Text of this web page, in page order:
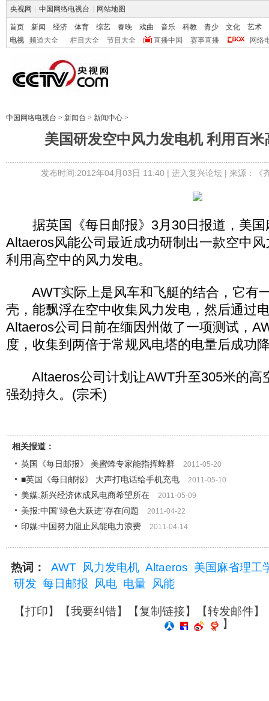
央视网 中国网络电视台 网站地图
首页 新闻 经济 体育 综艺 春晚 戏曲 音乐 科教 青少 文化
艺术
电视
频道大全 栏目大全 节目大全 直播中国 赛事直播 网络
中国网络电视台 > 新闻台 > 新闻中心 >
美国研发空中风力发电机 利用百米
发布时间:2012年04月03日 11:40 | 进入复兴论坛| 来源：《
据英国《每日邮报》3月30日报道，美国
Altaeros风能公司最近成功研制出一款空中
利用高空中的风力发电。
AWT实际上是风车和飞艇的结合，它有
壳，能飘浮在空中收集风力发电，然后通过
Altaeros公司日前在缅因州做了一项测试，
度，收集到两倍于常规风电塔的电量后成功
Altaeros公司计划让AWT升至305米的高
强劲持久。(宗禾)
相关报道：
英国《每日邮报》 美蜜蜂专家能指挥蜂群
2011-05-20
■英国《每日邮报》 大声打电话给手机充电 2011-05-10
美媒:新兴经济体成风电商希望所在 2011-05-09
美报:中国"绿色大跃进"存在问题 2011-04-22
印媒:中国努力阻止风能电力浪费 2011-04-14
热词： AWT 风力发电机 Altaeros 美国麻省理工
研发 每日邮报 风电 电量 风能
【打印】【我要纠错】【复制链接】【转发邮件】
】